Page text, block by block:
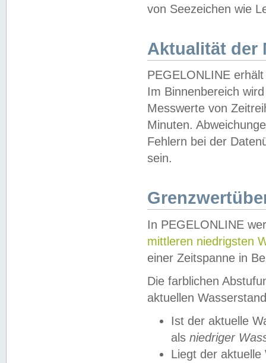
von Seezeichen wie
Aktualität der
PEGELONLINE
Im Binnenbereich
Messwerte von
Minuten.
Fehlern bei der
sein.
In PEGELONLINE
mittleren niedrigsten
einer Zeitspanne in
Die farblichen
aktuellen
Ist der aktuelle
als niedriger
Liegt der